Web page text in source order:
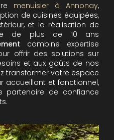
menuisier à Annonay,
de cuisines équipées,
et la réalisation de
de plus de 10 ans
combine expertise
offrir des solutions sur
et aux goûts de nos
transformer votre espace
accueillant et fonctionnel,
partenaire de confiance